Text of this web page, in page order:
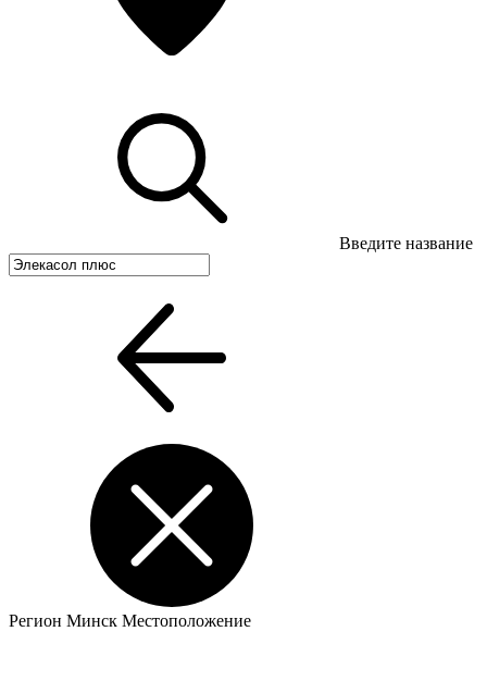
Введите название
Регион Минск Местоположение